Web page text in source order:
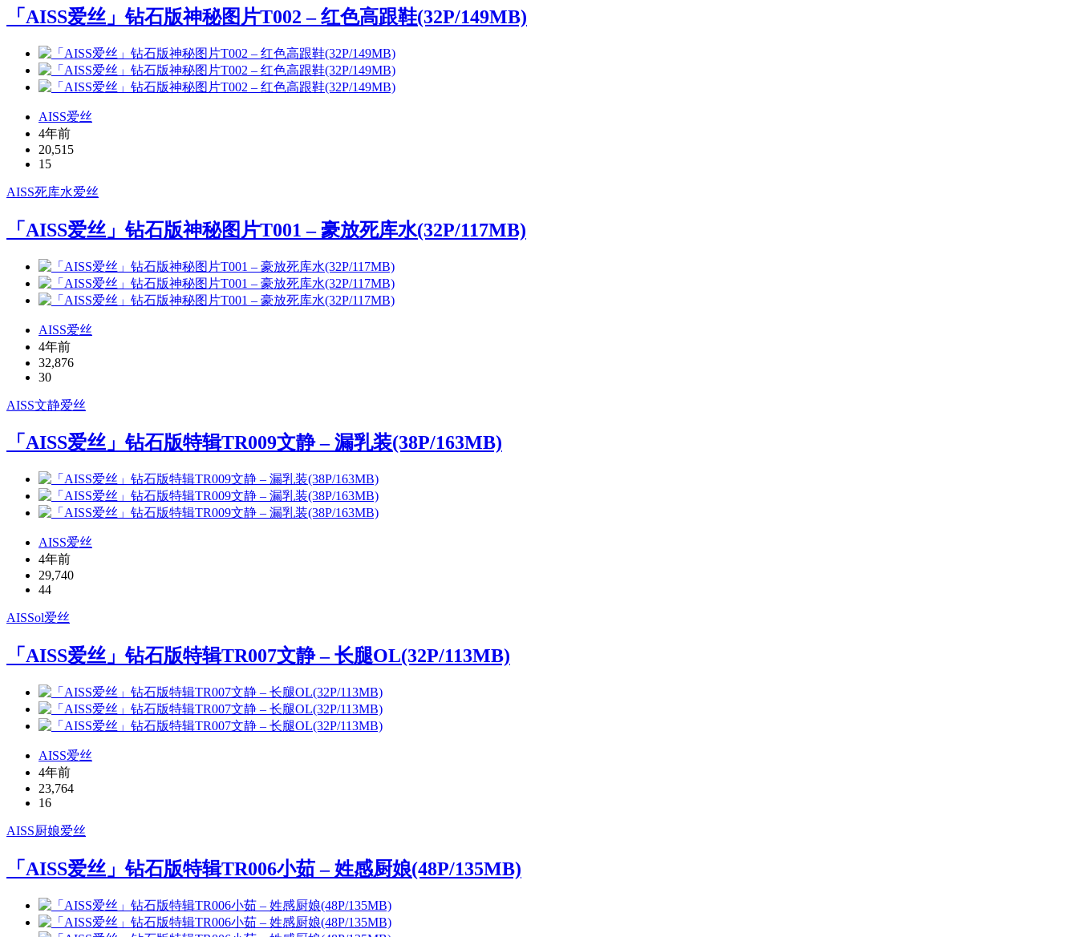
「AISS爱丝」钻石版神秘图片T002 – 红色高跟鞋(32P/149MB)
AISS爱丝
4年前
20,515
15
AISS死库水爱丝
「AISS爱丝」钻石版神秘图片T001 – 豪放死库水(32P/117MB)
AISS爱丝
4年前
32,876
30
AISS文静爱丝
「AISS爱丝」钻石版特辑TR009文静 – 漏乳装(38P/163MB)
AISS爱丝
4年前
29,740
44
AISSol爱丝
「AISS爱丝」钻石版特辑TR007文静 – 长腿OL(32P/113MB)
AISS爱丝
4年前
23,764
16
AISS厨娘爱丝
「AISS爱丝」钻石版特辑TR006小茹 – 姓感厨娘(48P/135MB)